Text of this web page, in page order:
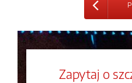
Zapytaj o